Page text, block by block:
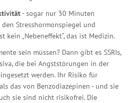
- sogar nur 30 Minuten
Stresshormonspiegel und
kein „Nebeneffekt“, das ist Medizin.
sein müssen? Dann gibt es SSRIs,
die bei Angststörungen in der
werden. Ihr Risiko für
das von Benzodiazepinen - und sie
sie sind nicht risikofrei. Die